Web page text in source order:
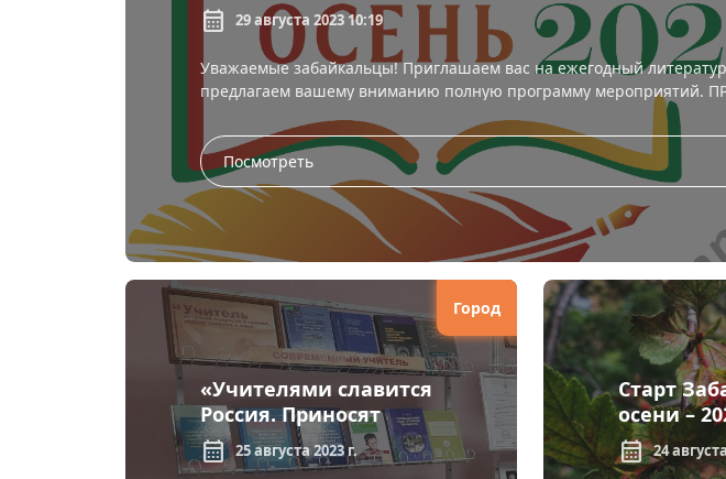
calendar_month 29 августа 2023 10:19
Уважаемые забайкальцы! Приглашаем вас на ежегодный
предлагаем вашему вниманию полную программу мероприятий.
Посмотреть
Город
«Учителями славится
Россия. Приносят
славу ей ученики»:
выездная выставка
calendar_month 25 августа 2023 г.
Старт
осени –
calendar_month 24